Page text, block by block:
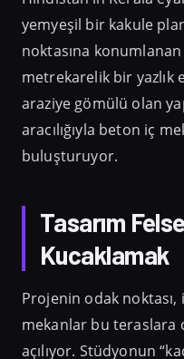
yemyeşil bir kakule
noktasına
metrekarelik bir yazlık
araziye gömülü olan
aracılığıyla beton iç
buluşturuyor.
Tasarım
Kucaklamak
Projenin odak noktası,
mekanlar bu teraslara
açılıyor. Stüdyonun